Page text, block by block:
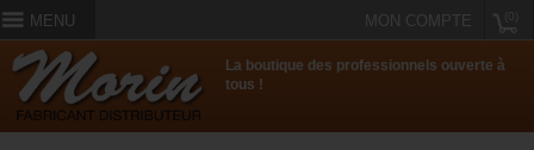
MENU MON COMPTE
La boutique des professionnels ouverte à
tous !